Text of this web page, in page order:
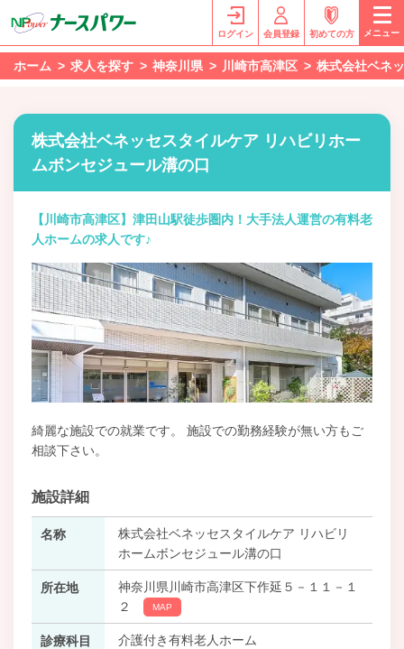
ログイン 会員登録 初めての方 メニュー
ホーム 求人を探す 神奈川県 川崎市高津区 株式会社ベネ
株式会社ベネッセスタイルケア リハビリホー
ムボンセジュール溝の口
【川崎市高津区】津田山駅徒歩圏内！大手法人運営の有料老
人ホームの求人です♪
綺麗な施設での就業です。 施設での勤務経験が無い方もご
相談下さい。
施設詳細
名称
株式会社ベネッセスタイルケア リハビリ
ホームボンセジュール溝の口
所在地
神奈川県川崎市高津区下作延５－１１－１
２
MAP
診療科目 介護付き有料老人ホーム